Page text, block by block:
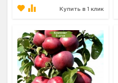
Купить в 1 клик